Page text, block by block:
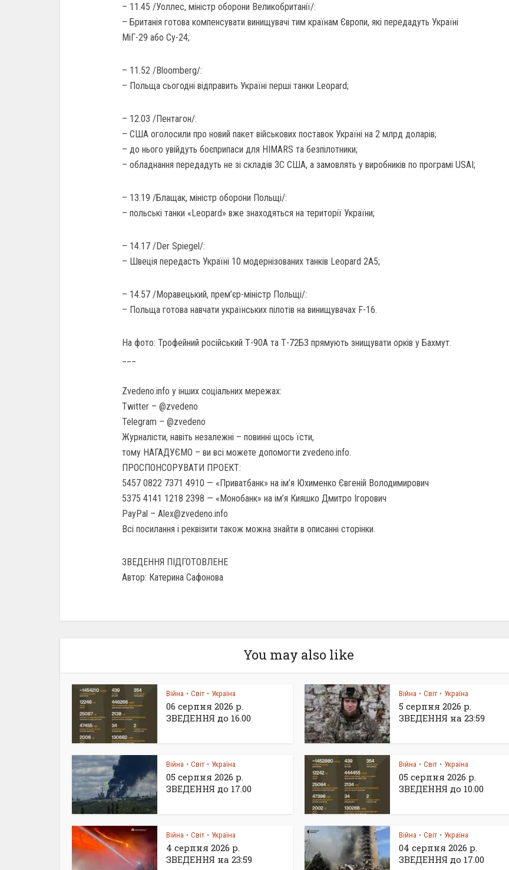
– 11.45 /Уоллес, міністр оборони Великобританії/:
– Британія готова компенсувати винищувачі тим країнам Європи, які передадуть Україні
МіГ-29 або Су-24;
– 11.52 /Bloomberg/:
– Польща сьогодні відправить Україні перші танки Leopard;
– 12.03 /Пентагон/:
– США оголосили про новий пакет військових поставок Україні на 2 млрд доларів;
– до нього увійдуть боєприпаси для HIMARS та безпілотники;
– обладнання передадуть не зі складів ЗС США, а замовлять у виробників по програмі USAI;
– 13.19 /Блащак, міністр оборони Польщі/:
– польські танки «Leopard» вже знаходяться на території України;
– 14.17 /Der Spiegel/:
– Швеція передасть Україні 10 модернізованих танків Leopard 2A5;
– 14.57 /Моравецький, прем’єр-міністр Польщі/:
– Польща готова навчати українських пілотів на винищувачах F-16.
На фото: Трофейний російський Т-90А та Т-72Б3 прямують знищувати орків у Бахмут.
Zvedeno.info у інших соціальних мережах:
Twitter – @zvedeno
Telegram – @zvedeno
Журналісти, навіть незалежні – повинні щось їсти,
тому НАГАДУЄМО – ви всі можете допомогти zvedeno.info.
ПРОСПОНСОРУВАТИ ПРОЕКТ:
5457 0822 7371 4910 — «Приватбанк» на ім’я Юхименко Євгеній Володимирович
5375 4141 1218 2398 — «Монобанк» на ім’я Кияшко Дмитро Ігорович
PayPal – Alex@zvedeno.info
Всі посилання і реквізити також можна знайти в описанні сторінки.
ЗВЕДЕННЯ ПІДГОТОВЛЕНЕ
Автор: Катерина Сафонова
You may also like
Війна • Світ • Україна
06 серпня 2026 р.
ЗВЕДЕННЯ до 16.00
Війна • Світ • Україна
5 серпня 2026 р.
ЗВЕДЕННЯ на 23:59
Війна • Світ • Україна
05 серпня 2026 р.
ЗВЕДЕННЯ до 17.00
Війна • Світ • Україна
05 серпня 2026 р.
ЗВЕДЕННЯ до 10.00
Війна • Світ • Україна
4 серпня 2026 р.
ЗВЕДЕННЯ на 23:59
Війна • Світ • Україна
04 серпня 2026 р.
ЗВЕДЕННЯ до 17.00